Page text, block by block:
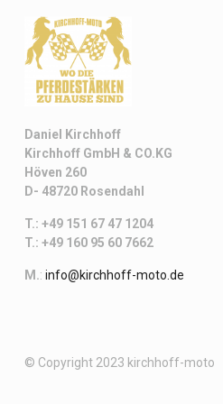
Daniel Kirchhoff
Kirchhoff GmbH & CO.KG
Höven 260
D- 48720 Rosendahl
T.: +49 151 67 47 1204
T.: +49 160 95 60 7662
M.: info@kirchhoff-moto.de
© Copyright 2023 kirchhoff-moto